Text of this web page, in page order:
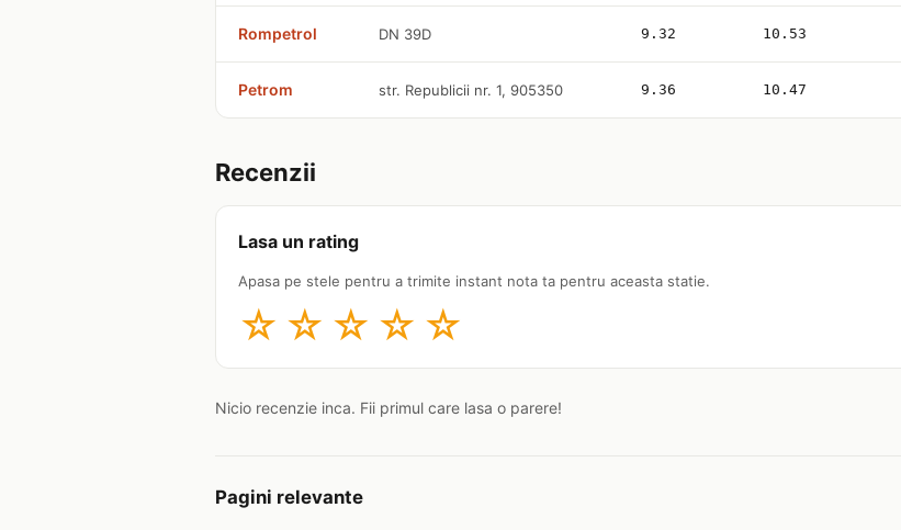
Rompetrol DN 39D 9.32 10.53
Petrom str. Republicii nr. 1, 905350 9.36 10.47
Recenzii
Lasa un rating
Apasa pe stele pentru a trimite instant nota ta pentru aceasta statie.
☆ ☆ ☆ ☆ ☆
Nicio recenzie inca. Fii primul care lasa o parere!
Pagini relevante